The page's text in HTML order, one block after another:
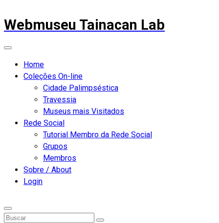
Webmuseu Tainacan Lab
Home
Coleções On-line
Cidade Palimpséstica
Travessia
Museus mais Visitados
Rede Social
Tutorial Membro da Rede Social
Grupos
Membros
Sobre / About
Login